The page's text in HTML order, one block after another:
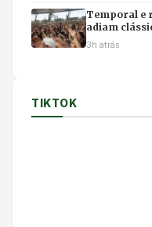
Temporal e
adiam
no Rio
3h atrás
TIKTOK